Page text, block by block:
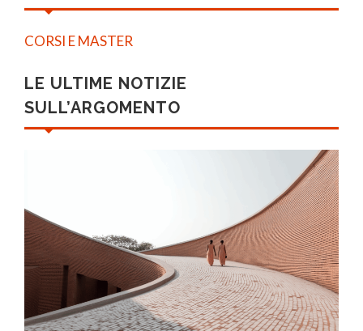
CORSI E MASTER
LE ULTIME NOTIZIE
SULL’ARGOMENTO